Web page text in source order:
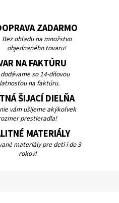
ZADARMO
Bez ohľadu na množstvo
objednaného tovaru!
NA FAKTÚRU
so 14-dňovou
na faktúru.
ŠIJACÍ DIELŇA
vám ušijeme akýkoľvek
prestieradla!
MATERIÁLY
materiály pre deti i do 3
rokov!